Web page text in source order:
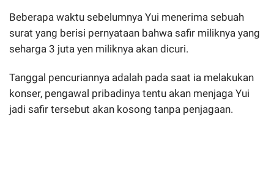
Beberapa waktu sebelumnya Yui menerima sebuah
surat yang berisi pernyataan bahwa safir miliknya yang
seharga 3 juta yen miliknya akan dicuri.
Tanggal pencuriannya adalah pada saat ia melakukan
konser, pengawal pribadinya tentu akan menjaga Yui
jadi safir tersebut akan kosong tanpa penjagaan.